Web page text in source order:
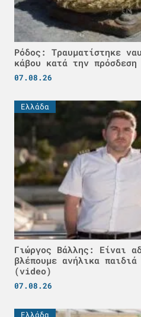
Ρόδος: Τραυματίστηκε
κάβου κατά την πρόσδεση
07.08.26
Ελλάδα
Γιώργος Βάλλης: Είναι
βλέπουμε ανήλικα
(video)
07.08.26
Ελλάδα